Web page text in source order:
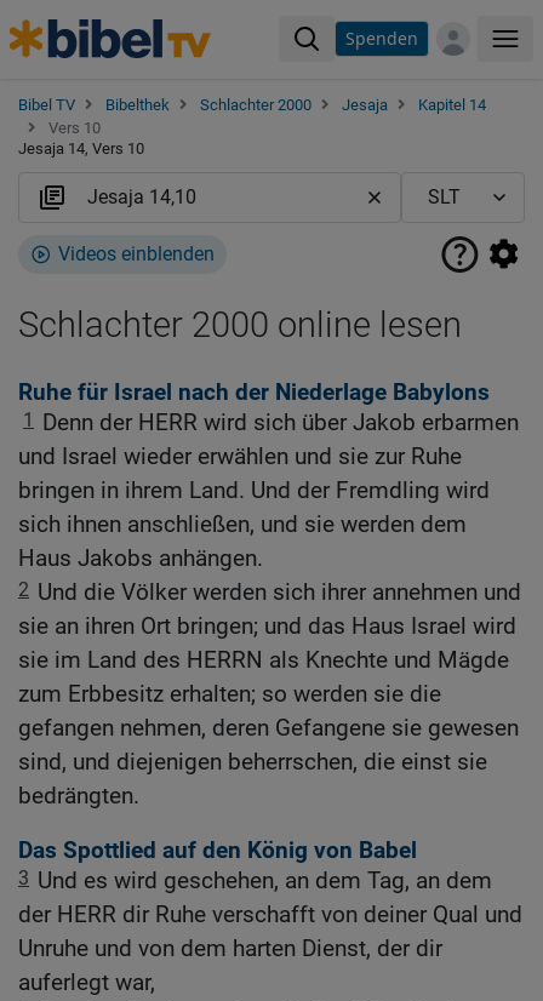
Spenden
Bibel TV Bibelthek Schlachter 2000 Jesaja
Kapitel 14
Vers 10
Jesaja 14, Vers 10
Videos einblenden
Schlachter 2000 online lesen
Ruhe für Israel nach der Niederlage Babylons
1
Denn der HERR wird sich über Jakob erbarmen
und Israel wieder erwählen und sie zur Ruhe
bringen in ihrem Land. Und der Fremdling wird
sich ihnen anschließen, und sie werden dem
Haus Jakobs anhängen.
2 Und die Völker werden sich ihrer annehmen und
sie an ihren Ort bringen; und das Haus Israel wird
sie im Land des HERRN als Knechte und Mägde
zum Erbbesitz erhalten; so werden sie die
gefangen nehmen, deren Gefangene sie gewesen
sind, und diejenigen beherrschen, die einst sie
bedrängten.
Das Spottlied auf den König von Babel
3 Und es wird geschehen, an dem Tag, an dem
der HERR dir Ruhe verschafft von deiner Qual und
Unruhe und von dem harten Dienst, der dir
auferlegt war,